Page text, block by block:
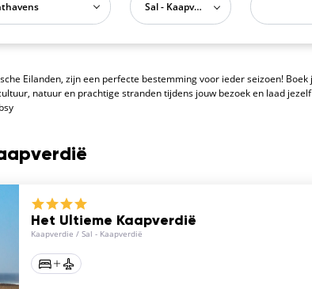
Sal - Kaapverdië
Eilanden, zijn een perfecte bestemming voor ieder seizoen!
natuur en prachtige stranden tijdens jouw bezoek en laad
Het Ultieme Kaapverdië
Kaapverdie / Sal - Kaapverdië